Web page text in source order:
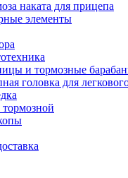
наката для прицепа
элементы
и тормозные
головка для
тормозной